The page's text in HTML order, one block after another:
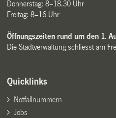
Donnerstag: 8–18.30 Uhr
Freitag: 8–16 Uhr
Öffnungszeiten rund um den 1.
Die Stadtverwaltung schliesst am
Quicklinks
Notfallnummern
Jobs